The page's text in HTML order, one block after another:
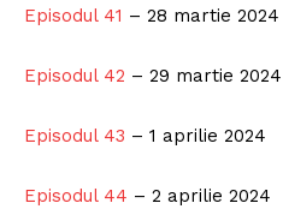
Episodul 41 – 28 martie 2024
Episodul 42 – 29 martie 2024
Episodul 43 – 1 aprilie 2024
Episodul 44 – 2 aprilie 2024